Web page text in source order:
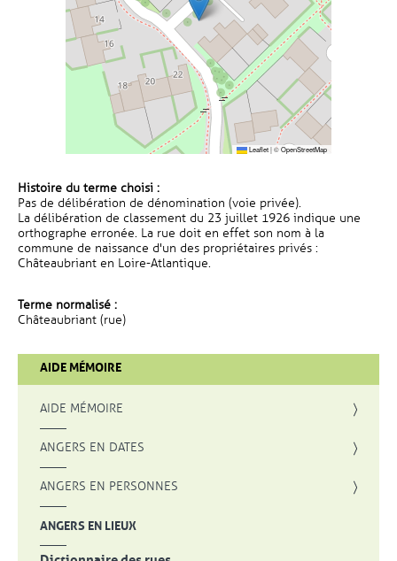
Leaflet|©OpenStreetMap
Histoire du terme choisi :
Pas de délibération de dénomination (voie privée).
La délibération de classement du 23 juillet 1926 indique une
orthographe erronée. La rue doit en effet son nom à la
commune de naissance d'un des propriétaires privés :
Châteaubriant en Loire-Atlantique.
Terme normalisé :
Châteaubriant (rue)
AIDE MÉMOIRE
AIDE MÉMOIRE
ANGERS EN DATES
ANGERS EN PERSONNES
ANGERS EN LIEUX